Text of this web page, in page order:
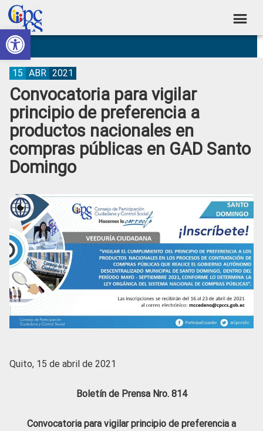
Abrir barra de herramientas
Skip
to
primary
navigation
Skip
to
main
content
Skip
to
primary
sidebar
Skip
to
footer
Consejo
de
Participación
Ciudadana
Control
Social
Construyendo
Poder
Ciudadano
Convocatoria para vigilar
principio de preferencia a
productos nacionales en
compras públicas en GAD Santo
Domingo
15 ABR 2021
Quito, 15 de abril de 2021
Boletín de Prensa Nro. 814
Convocatoria para vigilar principio de preferencia a